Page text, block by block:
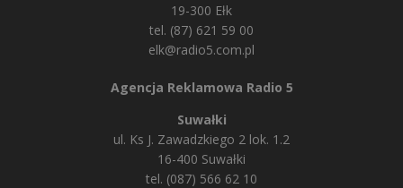
19-300 Ełk
tel. (87) 621 59 00
elk@radio5.com.pl
Agencja Reklamowa Radio 5
Suwałki
ul. Ks J. Zawadzkiego 2 lok. 1.2
16-400 Suwałki
tel. (087) 566 62 10